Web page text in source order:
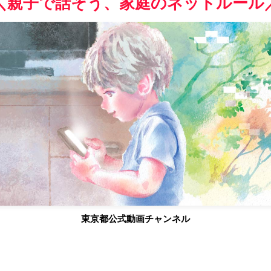
東京都公式動画チャンネル